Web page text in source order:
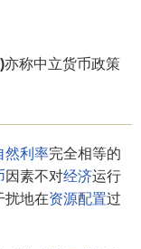
亦称中立货币政策
然利率完全相等的
因素不对经济运行
扰地在资源配置过